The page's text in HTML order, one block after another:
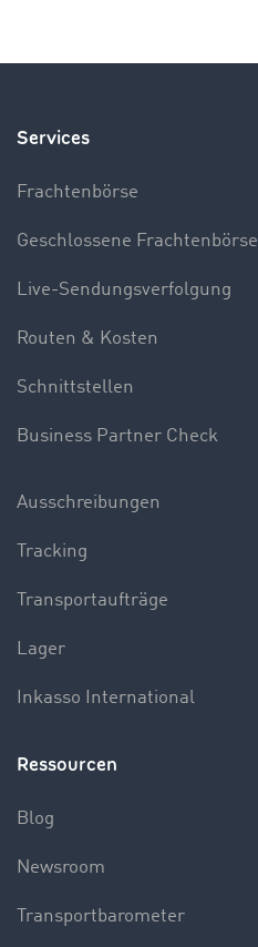
Services
Frachtenbörse
Geschlossene Frachtenbörse
Live-Sendungsverfolgung
Routen & Kosten
Schnittstellen
Business Partner Check
Ausschreibungen
Tracking
Transportaufträge
Lager
Inkasso International
Ressourcen
Blog
Newsroom
Transportbarometer